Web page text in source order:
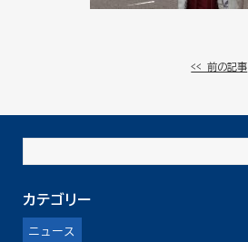
<< 前の記事
カテゴリー
ニュース